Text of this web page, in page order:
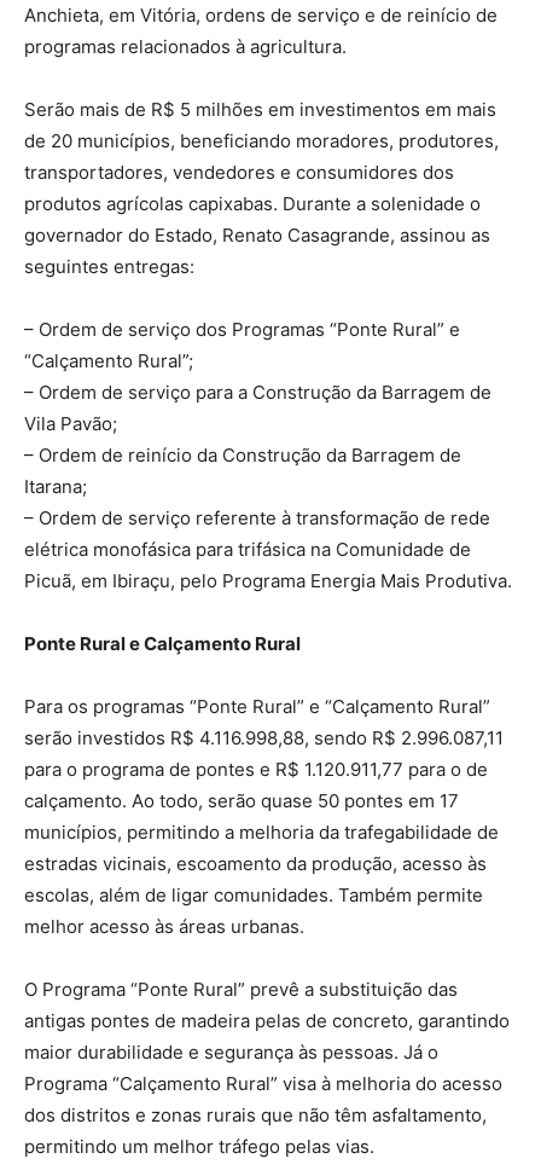
Anchieta, em Vitória, ordens de serviço e de reinício de
programas relacionados à agricultura.
Serão mais de R$ 5 milhões em investimentos em mais
de 20 municípios, beneficiando moradores, produtores,
transportadores, vendedores e consumidores dos
produtos agrícolas capixabas. Durante a solenidade o
governador do Estado, Renato Casagrande, assinou as
seguintes entregas:
– Ordem de serviço dos Programas “Ponte Rural” e
“Calçamento Rural”;
– Ordem de serviço para a Construção da Barragem de
Vila Pavão;
– Ordem de reinício da Construção da Barragem de
Itarana;
– Ordem de serviço referente à transformação de rede
elétrica monofásica para trifásica na Comunidade de
Picuã, em Ibiraçu, pelo Programa Energia Mais Produtiva.
Ponte Rural e Calçamento Rural
Para os programas “Ponte Rural” e “Calçamento Rural”
serão investidos R$ 4.116.998,88, sendo R$ 2.996.087,11
para o programa de pontes e R$ 1.120.911,77 para o de
calçamento. Ao todo, serão quase 50 pontes em 17
municípios, permitindo a melhoria da trafegabilidade de
estradas vicinais, escoamento da produção, acesso às
escolas, além de ligar comunidades. Também permite
melhor acesso às áreas urbanas.
O Programa “Ponte Rural” prevê a substituição das
antigas pontes de madeira pelas de concreto, garantindo
maior durabilidade e segurança às pessoas. Já o
Programa “Calçamento Rural” visa à melhoria do acesso
dos distritos e zonas rurais que não têm asfaltamento,
permitindo um melhor tráfego pelas vias.